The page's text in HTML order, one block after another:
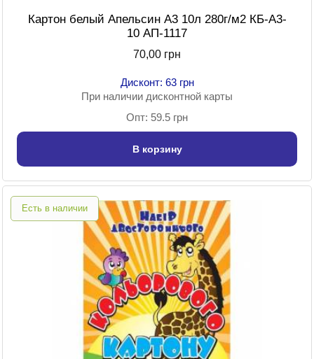
Картон белый Апельсин А3 10л 280г/м2 КБ-А3-
10 АП-1117
70,00 грн
Дисконт: 63 грн
При наличии дисконтной карты
Опт: 59.5 грн
В корзину
Есть в наличии